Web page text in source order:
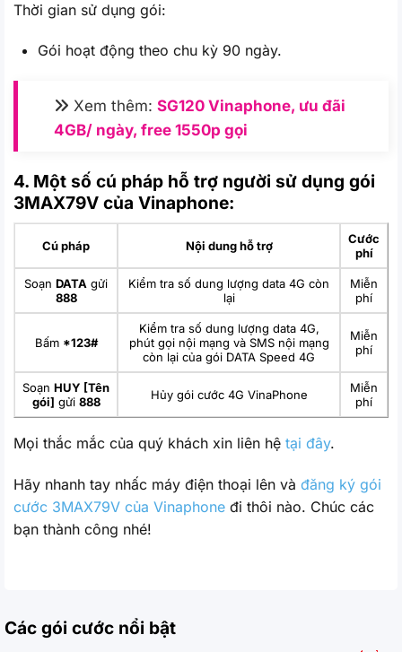
Thời gian sử dụng gói:
Gói hoạt động theo chu kỳ 90 ngày.
Xem thêm: SG120 Vinaphone, ưu đãi
4GB/ ngày, free 1550p gọi
4. Một số cú pháp hỗ trợ người sử dụng gói
3MAX79V của Vinaphone:
Cú pháp Nội dung hỗ trợ
Cước
phí
Soạn DATA gửi
888
Kiểm tra số dung lượng data 4G còn
lại
Miễn
phí
Bấm *123#
Kiểm tra số dung lượng data 4G,
phút gọi nội mạng và SMS nội mạng
còn lại của gói DATA Speed 4G
Miễn
phí
Soạn HUY [Tên
gói] gửi 888 Hủy gói cước 4G VinaPhone
Miễn
phí
Mọi thắc mắc của quý khách xin liên hệ tại đây.
Hãy nhanh tay nhấc máy điện thoại lên và đăng ký gói
cước 3MAX79V của Vinaphone đi thôi nào. Chúc các
bạn thành công nhé!
Các gói cước nổi bật